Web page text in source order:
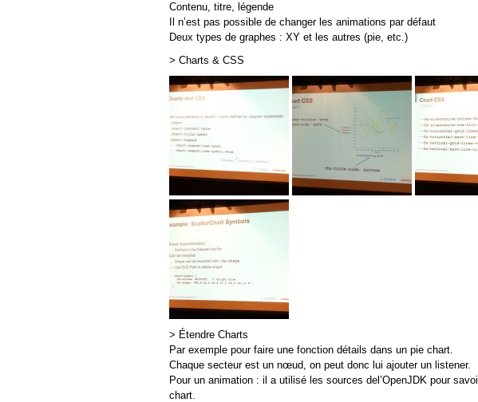
Contenu, titre, légende
Il n’est pas possible de changer les animations par défaut
Deux types de graphes : XY et les autres (pie, etc.)
> Charts & CSS
> Étendre Charts
Par exemple pour faire une fonction détails dans un pie chart.
Chaque secteur est un nœud, on peut donc lui ajouter un listener.
Pour un animation : il a utilisé les sources del’OpenJDK pour
chart.